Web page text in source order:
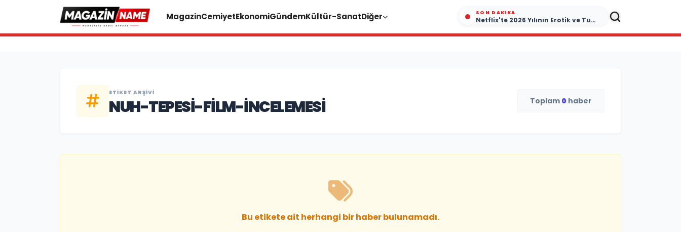
MagazinCemiyetEkonomiGündemKültür-SanatDiğer SON DAKIKA
Netflix'te 2026 Yılının Erotik ve Tutku Dolu Yapımları
ETIKET ARŞIVI
NUH-TEPESI-FILM-INCELEMESI Toplam 0 haber
Bu etikete ait herhangi bir haber bulunamadı.